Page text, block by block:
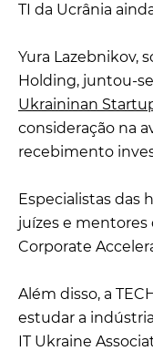
TI da Ucrânia
Yura Lazebnikov,
Holding, juntou-
Ukraininan
consideração na
recebimento
Especialistas das
juízes e mentores
Corporate
Além disso, a
estudar a
IT Ukraine